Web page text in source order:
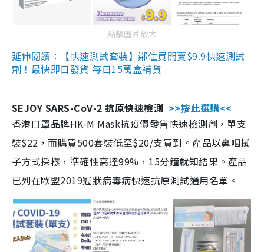
點擊圖片放大
延伸閱讀：【快速測試套裝】鄰住買開賣$9.9快速測試
劑！最快即日發貨 每日15萬盒補貨
SEJOY SARS-CoV-2 抗原快速檢測 >>按此選購<<
香港口罩品牌HK-M Mask抗疫價發售快速檢測劑，單支
裝$22，而購買500套裝低至$20/支買到。產品以鼻咽拭
子方式採樣，準確性高達99%，15分鐘就知結果。產品
已列在歐盟2019冠狀病毒病快速抗原測試通用名單。